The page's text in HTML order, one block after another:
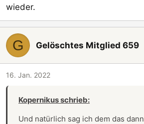
wieder.
G Gelöschtes Mitglied 659
16. Jan. 2022
Kopernikus schrieb:
Und natürlich sag ich dem das dann